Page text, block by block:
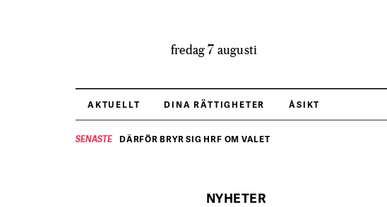
fredag 7 augusti
AKTUELLT DINA RÄTTIGHETER ÅSIKT
SENASTE DÄRFÖR BRYR SIG HRF OM VALET
NYHETER